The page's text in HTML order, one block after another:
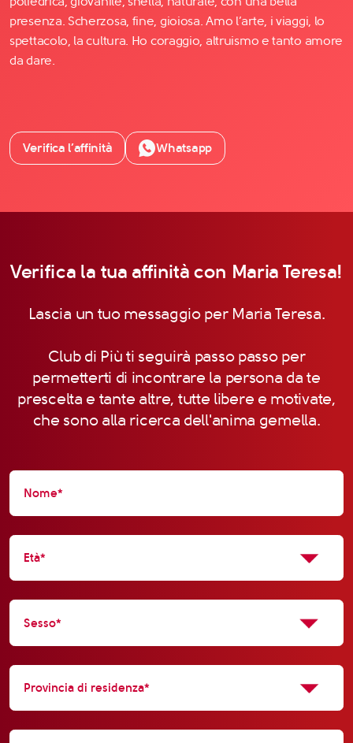
presenza. Scherzosa, fine, gioiosa. Amo l’arte, i viaggi, lo
spettacolo, la cultura. Ho coraggio, altruismo e tanto amore
da dare.
Verifica l’affinità Whatsapp
Verifica la tua affinità con Maria Teresa!
Lascia un tuo messaggio per Maria Teresa.
Club di Più ti seguirà passo passo per
permetterti di incontrare la persona da te
prescelta e tante altre, tutte libere e motivate,
che sono alla ricerca dell'anima gemella.